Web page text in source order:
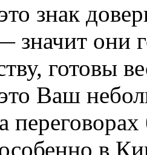
знак
значит они
готовы
Ваш
в